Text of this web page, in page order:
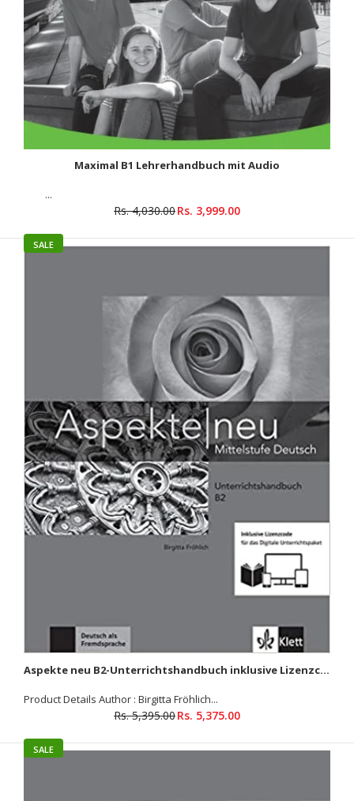
Product Details Author : Cover Giorgio Motta, Silvia Dahmen,
Elke Körner Binding : Paperback ISBN-10 : 312676083X ISBN-13
: 9783126760836 Language...
Aspekte Beruf B1/B2 Brückenelement Kurs- und Übungsbuch
Rs. 1,299.00
Product Details Author : Corinna Gerhard, Tanja Mayr-Sieber,
Anna Pohlschmidt, Helen Schmitz, Bettina Schwieger, Ralf
Sonntag, Britta Weber,...
Maximal B1 Lehrerhandbuch mit Audio
...
Rs. 4,030.00Rs. 3,999.00
SALE
Aspekte neu B2-Unterrichtshandbuch inklusive Lizenzcode für das Digitale Unterrichtspaket
Product Details Author : Birgitta Fröhlich...
Rs. 5,395.00Rs. 5,375.00
SALE